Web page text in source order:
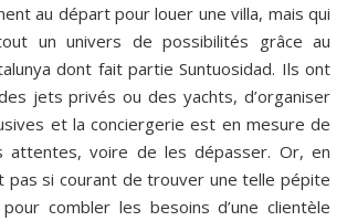
au départ pour louer une villa, mais qui
un univers de possibilités grâce au
dont fait partie Suntuosidad. Ils ont
jets privés ou des yachts, d’organiser
et la conciergerie est en mesure de
attentes, voire de les dépasser. Or, en
pas si courant de trouver une telle pépite
combler les besoins d’une clientèle